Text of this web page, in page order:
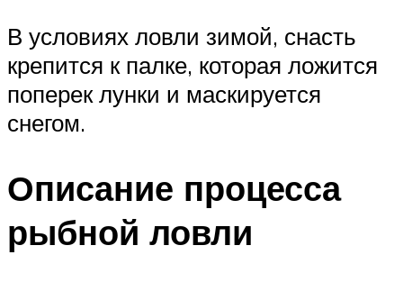
В условиях ловли зимой, снасть
крепится к палке, которая ложится
поперек лунки и маскируется
снегом.
Описание процесса
рыбной ловли